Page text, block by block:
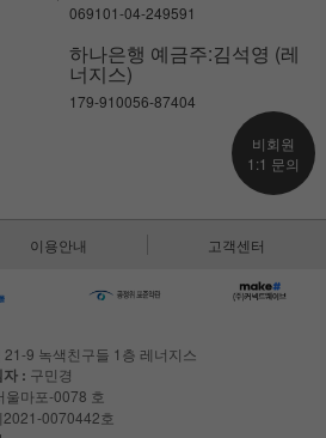
069101-04-249591
하나은행 예금주:김석영 (레
너지스)
179-910056-87404
비회원
1:1 문의
이용안내 고객센터
9 녹색친구들 1층 레너지스
: 구민경
울마포-0078 호
2021-0070442호